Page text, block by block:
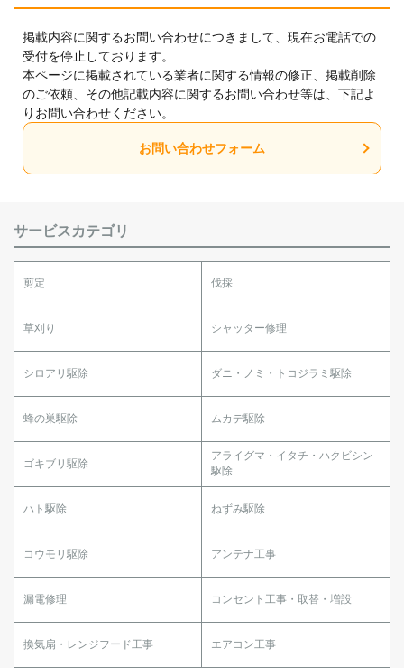
掲載内容に関するお問い合わせにつきまして、現在お電話での
受付を停止しております。
本ページに掲載されている業者に関する情報の修正、掲載削除
のご依頼、その他記載内容に関するお問い合わせ等は、下記よ
りお問い合わせください。
お問い合わせフォーム
サービスカテゴリ
剪定 伐採
草刈り シャッター修理
シロアリ駆除 ダニ・ノミ・トコジラミ駆除
蜂の巣駆除 ムカデ駆除
ゴキブリ駆除
アライグマ・イタチ・ハクビシン
駆除
ハト駆除 ねずみ駆除
コウモリ駆除 アンテナ工事
漏電修理 コンセント工事・取替・増設
換気扇・レンジフード工事 エアコン工事